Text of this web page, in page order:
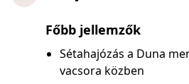
Főbb jellemzők
Sétahajózás a Duna
vacsora közben